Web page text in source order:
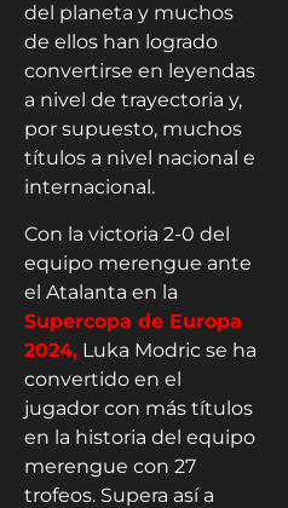
del planeta y muchos
de ellos han logrado
convertirse en leyendas
a nivel de trayectoria y,
por supuesto, muchos
títulos a nivel nacional e
internacional.
Con la victoria 2-0 del
equipo merengue ante
el Atalanta en la
Supercopa de Europa
2024, Luka Modric se ha
convertido en el
jugador con más títulos
en la historia del equipo
merengue con 27
trofeos. Supera así a